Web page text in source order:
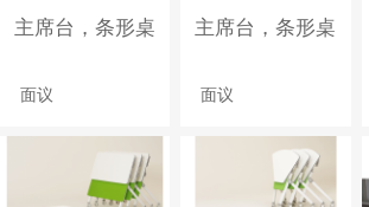
主席台，条形桌
面议
主席台，条形桌
面议